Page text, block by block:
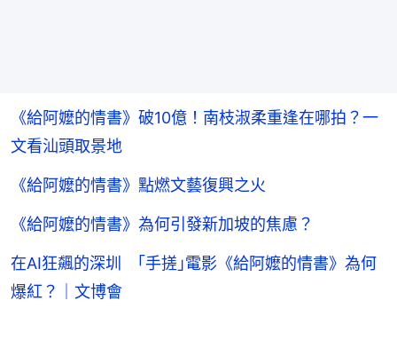
《給阿嬤的情書》破10億！南枝淑柔重逢在哪拍？一
文看汕頭取景地
《給阿嬤的情書》點燃文藝復興之火
《給阿嬤的情書》為何引發新加坡的焦慮？
在AI狂飆的深圳 ｢手搓｣電影《給阿嬤的情書》為何
爆紅？｜文博會